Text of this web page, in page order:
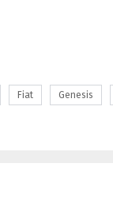
Fiat Genesis